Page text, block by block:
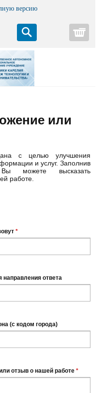
версию
или
с целью улучшения
и услуг. Заполнив
можете высказать
работе.
*
ответа
(с кодом города)
отзыв о нашей работе *